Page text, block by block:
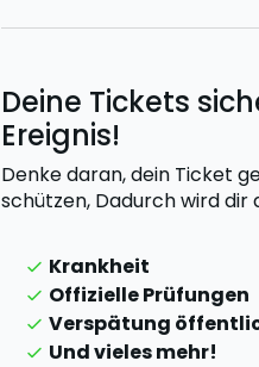
Deine Tickets
Ereignis!
Denke daran, dein Ticket
schützen, Dadurch wird
Krankheit
Offizielle Prüfungen
Verspätung
Und vieles mehr!